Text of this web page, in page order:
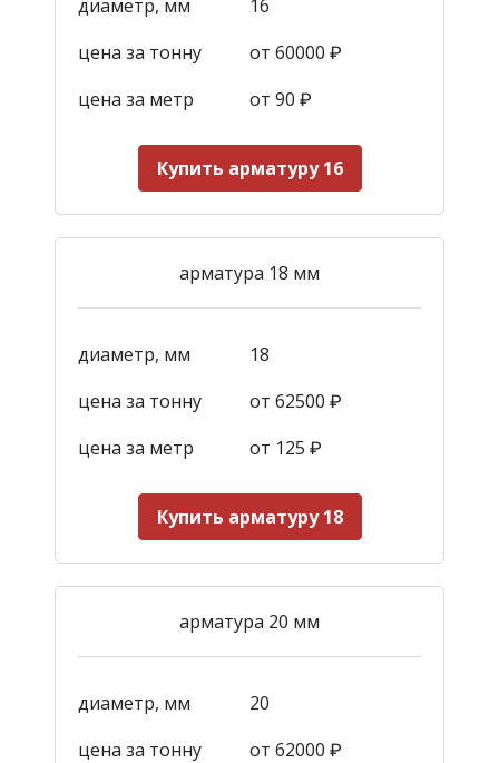
диаметр, мм
16
цена за тонну
от 60000 ₽
цена за метр
от 90 ₽
Купить арматуру 16
арматура 18 мм
диаметр, мм
18
цена за тонну
от 62500 ₽
цена за метр
от 125 ₽
Купить арматуру 18
арматура 20 мм
диаметр, мм
20
цена за тонну
от 62000 ₽